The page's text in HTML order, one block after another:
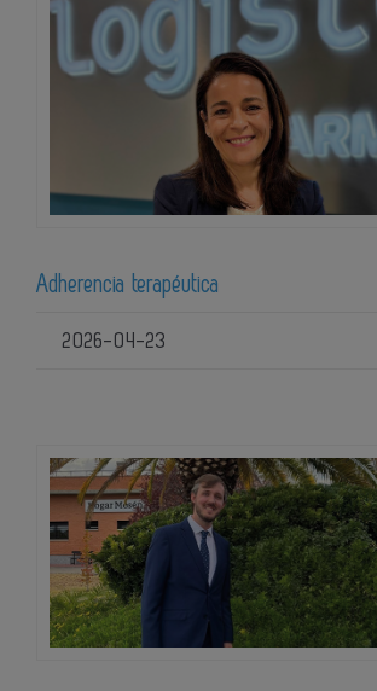
Adherencia terapéutica
2026-04-23